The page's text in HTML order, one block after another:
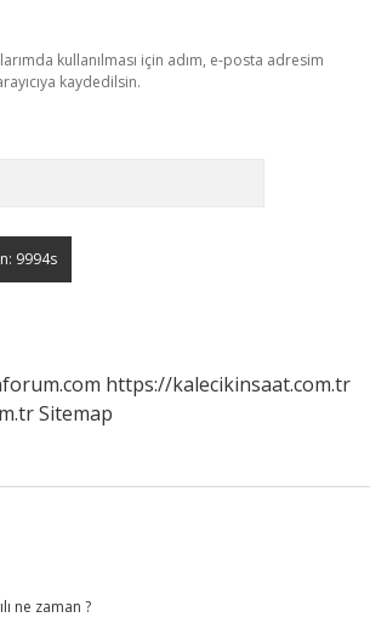
kullanılması için adım, e-posta adresim
kaydedilsin.
https://kalecikinsaat.com.tr
Sitemap
ne zaman ?